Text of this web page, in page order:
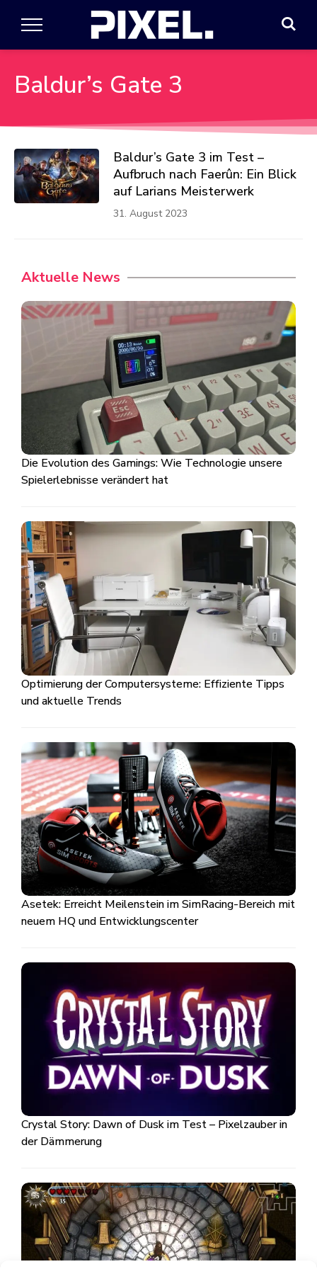
Baldur’s Gate 3
Baldur’s Gate 3 im Test –
Aufbruch nach Faerûn: Ein Blick
auf Larians Meisterwerk
31. August 2023
Aktuelle News
Die Evolution des Gamings: Wie Technologie unsere
Spielerlebnisse verändert hat
Optimierung der Computersysteme: Effiziente Tipps
und aktuelle Trends
Asetek: Erreicht Meilenstein im SimRacing-Bereich mit
neuem HQ und Entwicklungscenter
Crystal Story: Dawn of Dusk im Test – Pixelzauber in
der Dämmerung